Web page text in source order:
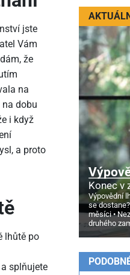
jste
Vám
že
na
dobu
i když
a proto
lhůtě po
splňujete
Konec v
Výpovědní
se dostane?
měsíci
druhého